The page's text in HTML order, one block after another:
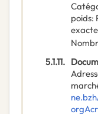
poids:
5.1.11.